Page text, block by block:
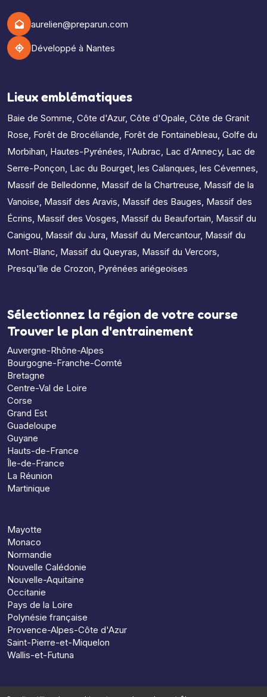
aurelien@preparun.com
Développé à Nantes
Lieux emblématiques
Baie de Somme, Côte d'Azur, Côte d'Opale, Côte de Granit
Rose, Forêt de Brocéliande, Forêt de Fontainebleau, Golfe du
Morbihan, Hautes-Pyrénées, l'Aubrac, Lac d'Annecy, Lac de
Serre-Ponçon, Lac du Bourget, les Calanques, les Cévennes,
Massif de Belledonne, Massif de la Chartreuse, Massif de la
Vanoise, Massif des Aravis, Massif des Bauges, Massif des
Écrins, Massif des Vosges, Massif du Beaufortain, Massif du
Canigou, Massif du Jura, Massif du Mercantour, Massif du
Mont-Blanc, Massif du Queyras, Massif du Vercors,
Presqu'île de Crozon, Pyrénées ariégeoises
Sélectionnez la région de votre course
Trouver le plan d'entrainement
Auvergne-Rhône-Alpes
Bourgogne-Franche-Comté
Bretagne
Centre-Val de Loire
Corse
Grand Est
Guadeloupe
Guyane
Hauts-de-France
Île-de-France
La Réunion
Martinique
Mayotte
Monaco
Normandie
Nouvelle Calédonie
Nouvelle-Aquitaine
Occitanie
Pays de la Loire
Polynésie française
Provence-Alpes-Côte d'Azur
Saint-Pierre-et-Miquelon
Wallis-et-Futuna